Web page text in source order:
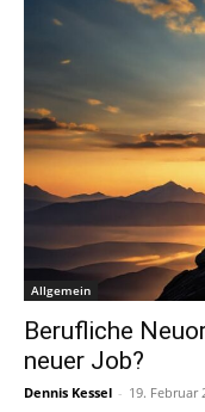
Allgemein
Berufliche
neuer Job?
Dennis Kessel - 19. Februar